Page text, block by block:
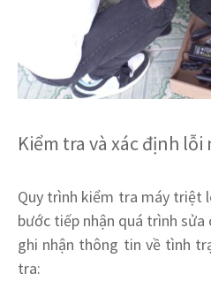
Kiểm tra và xác định
Quy trình kiểm tra máy triệt
bước tiếp nhận quá trình sửa
ghi nhận thông tin về tình
tra: